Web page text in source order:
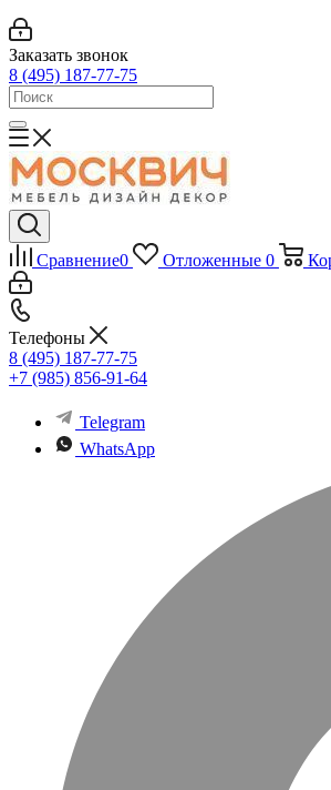
Заказать звонок
8 (495) 187-77-75
Сравнение0 Отложенные 0
Телефоны
8 (495) 187-77-75
+7 (985) 856-91-64
Telegram
WhatsApp